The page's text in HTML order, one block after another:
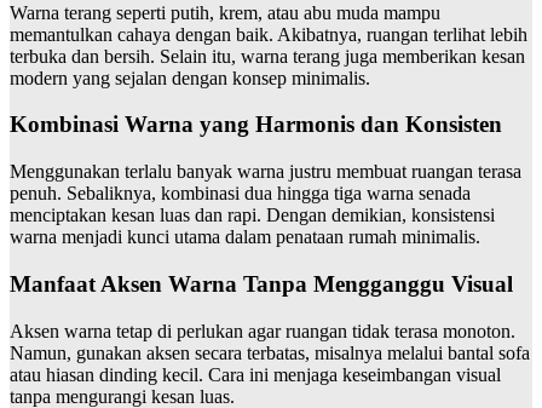
Warna terang seperti putih, krem, atau abu muda mampu
memantulkan cahaya dengan baik. Akibatnya, ruangan terlihat lebih
terbuka dan bersih. Selain itu, warna terang juga memberikan kesan
modern yang sejalan dengan konsep minimalis.
Kombinasi Warna yang Harmonis dan Konsisten
Menggunakan terlalu banyak warna justru membuat ruangan terasa
penuh. Sebaliknya, kombinasi dua hingga tiga warna senada
menciptakan kesan luas dan rapi. Dengan demikian, konsistensi
warna menjadi kunci utama dalam penataan rumah minimalis.
Manfaat Aksen Warna Tanpa Mengganggu Visual
Aksen warna tetap di perlukan agar ruangan tidak terasa monoton.
Namun, gunakan aksen secara terbatas, misalnya melalui bantal sofa
atau hiasan dinding kecil. Cara ini menjaga keseimbangan visual
tanpa mengurangi kesan luas.